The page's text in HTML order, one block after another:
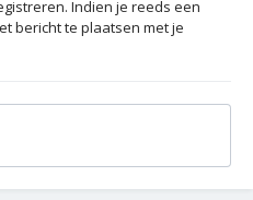
Indien je reeds een
bericht te plaatsen met je